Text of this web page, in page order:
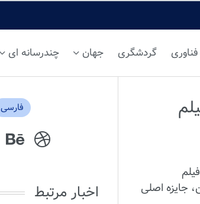
گردشگری جهان چندرسانه ای
جایزه اصلی
فارسی
اخبار مرتبط